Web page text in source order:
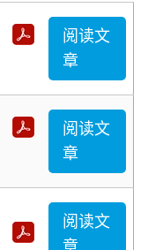
阅读文
章
阅读文
章
阅读文
章